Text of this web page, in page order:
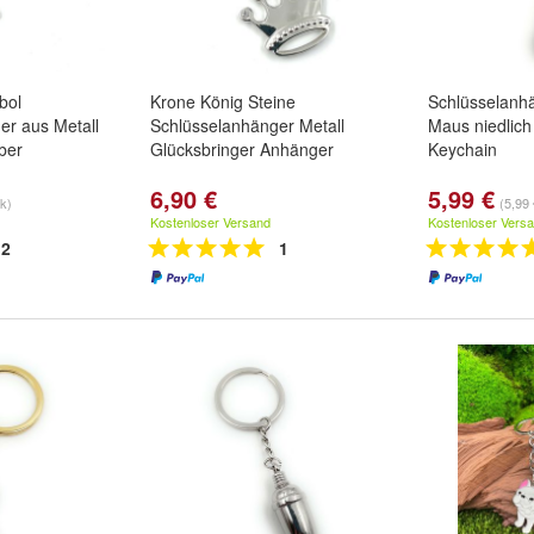
aus Metall
2
Krone König Steine
Schlüsselanhänger Metall
Glücksbringer Anhänger
6,90 €
Kostenloser Versand
1
Maus
Keychain
5,99 € (5,99
Kostenloser